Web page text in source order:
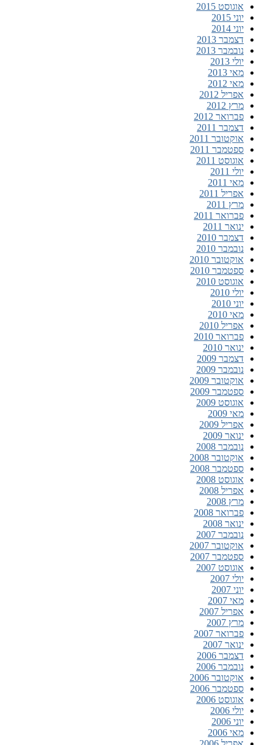
אוגוסט 2015
יוני 2015
יוני 2014
דצמבר 2013
נובמבר 2013
יולי 2013
מאי 2013
מאי 2012
אפריל 2012
מרץ 2012
פברואר 2012
דצמבר 2011
אוקטובר 2011
ספטמבר 2011
אוגוסט 2011
יולי 2011
מאי 2011
אפריל 2011
מרץ 2011
פברואר 2011
ינואר 2011
דצמבר 2010
נובמבר 2010
אוקטובר 2010
ספטמבר 2010
אוגוסט 2010
יולי 2010
יוני 2010
מאי 2010
אפריל 2010
פברואר 2010
ינואר 2010
דצמבר 2009
נובמבר 2009
אוקטובר 2009
ספטמבר 2009
אוגוסט 2009
מאי 2009
אפריל 2009
ינואר 2009
נובמבר 2008
אוקטובר 2008
ספטמבר 2008
אוגוסט 2008
אפריל 2008
מרץ 2008
פברואר 2008
ינואר 2008
נובמבר 2007
אוקטובר 2007
ספטמבר 2007
אוגוסט 2007
יולי 2007
יוני 2007
מאי 2007
אפריל 2007
מרץ 2007
פברואר 2007
ינואר 2007
דצמבר 2006
נובמבר 2006
אוקטובר 2006
ספטמבר 2006
אוגוסט 2006
יולי 2006
יוני 2006
מאי 2006